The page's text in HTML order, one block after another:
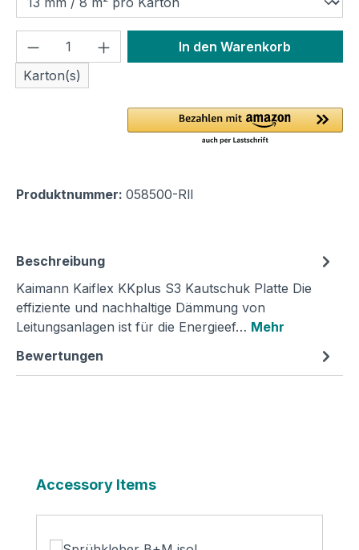
Produkt Anzahl: Gib den
Karton(s)
In den Warenkorb
Produktnummer: 058500-Rll
Beschreibung
Kaimann Kaiflex KKplus S3 Kautschuk Platte Die
effiziente und nachhaltige Dämmung von
Leitungsanlagen ist für die Energieef… Mehr
Bewertungen
Produktgalerie überspringen
Accessory Items